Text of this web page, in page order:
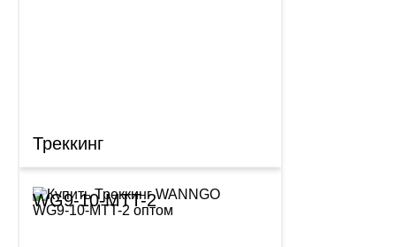
Треккинг
WG9-10-MTT-2